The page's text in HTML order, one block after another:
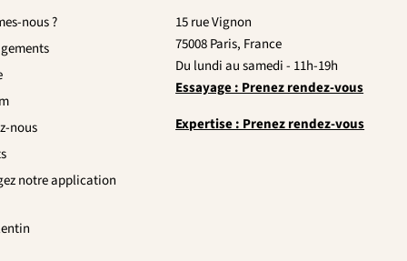
nous ?
nous
notre application
15 rue Vignon
75008 Paris, France
Du lundi au samedi - 11h-19h
Essayage : Prenez rendez-vous
Expertise : Prenez rendez-vous